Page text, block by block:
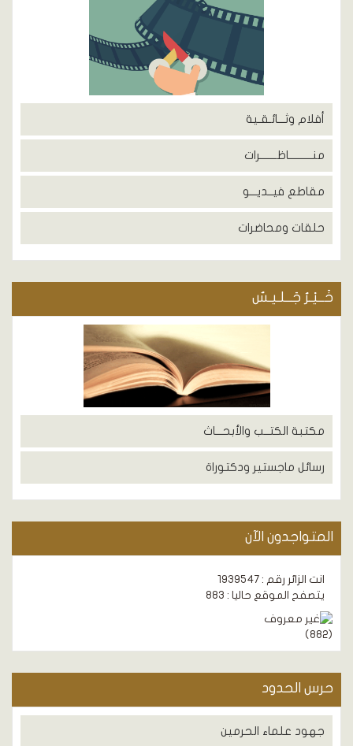
أفلام وثـــائـقـية
منــــــــــاظـــــــرات
مقاطع فيــديـــو
حلقات ومحاضرات
خَــيْـرُ جَــلـيـسٌ
مكتبة الكتــب والأبحـــاث
رسائل ماجستير ودكتوراة
المتواجدون الآن
انت الزائر رقم : 1939547
يتصفح الموقع حاليا : 883
(
882
)
حرس الحدود
جهود علماء الحرمين